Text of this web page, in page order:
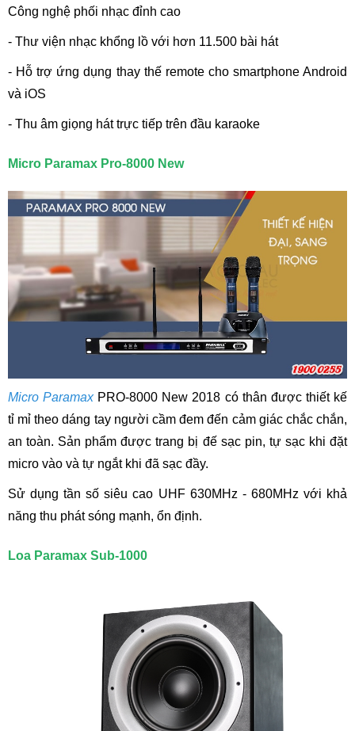
Công nghệ phối nhạc đỉnh cao
- Thư viện nhạc khổng lồ với hơn 11.500 bài hát
- Hỗ trợ ứng dụng thay thế remote cho smartphone Android
và iOS
- Thu âm giọng hát trực tiếp trên đầu karaoke
Micro Paramax Pro-8000 New
Micro ParamaxPRO-8000 New 2018 có thân được thiết kế
tỉ mỉ theo dáng tay người cầm đem đến cảm giác chắc chắn,
an toàn. Sản phẩm được trang bị đế sạc pin, tự sạc khi đặt
micro vào và tự ngắt khi đã sạc đầy.
Sử dụng tần số siêu cao UHF 630MHz - 680MHz với khả
năng thu phát sóng mạnh, ổn định.
Loa Paramax Sub-1000